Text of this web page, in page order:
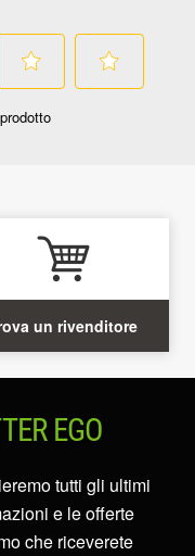
un rivenditore
EGO
tutti gli ultimi
e le offerte
che riceverete